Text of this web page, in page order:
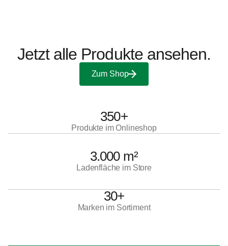
Jetzt alle Produkte ansehen.
Zum Shop
350+
Produkte im Onlineshop
3.000 m²
Ladenfläche im Store
30+
Marken im Sortiment